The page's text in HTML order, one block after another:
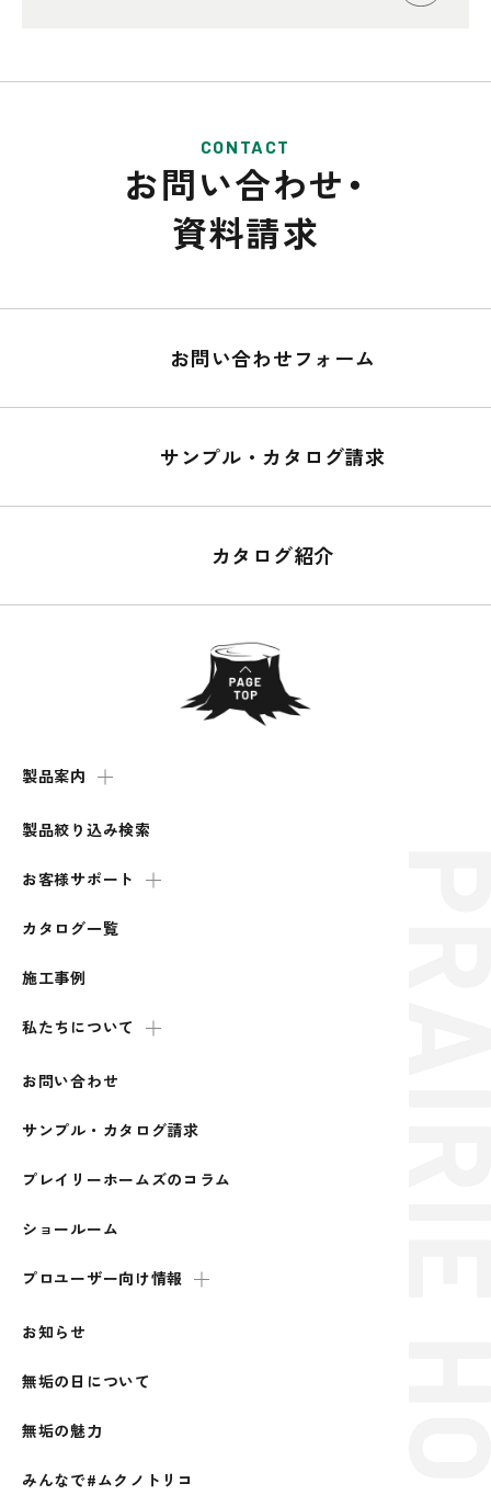
CONTACT
お問い合わせ・
資料請求
お問い合わせフォーム
サンプル・カタログ請求
カタログ紹介
製品案内
製品絞り込み検索
お客様サポート
カタログ一覧
施工事例
私たちについて
お問い合わせ
サンプル・カタログ請求
プレイリーホームズのコラム
ショールーム
プロユーザー向け情報
お知らせ
無垢の日について
無垢の魅力
みんなで#ムクノトリコ